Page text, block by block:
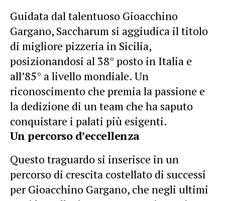
Guidata dal talentuoso Gioacchino
Gargano, Saccharum si aggiudica il titolo
di migliore pizzeria in Sicilia,
posizionandosi al 38° posto in Italia e
all’85° a livello mondiale. Un
riconoscimento che premia la passione e
la dedizione di un team che ha saputo
conquistare i palati più esigenti.
Un percorso d’eccellenza
Questo traguardo si inserisce in un
percorso di crescita costellato di successi
per Gioacchino Gargano, che negli ultimi